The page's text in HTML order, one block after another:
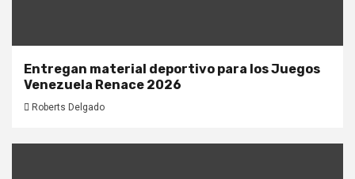
Entregan material deportivo para los Juegos
Venezuela Renace 2026
Roberts Delgado